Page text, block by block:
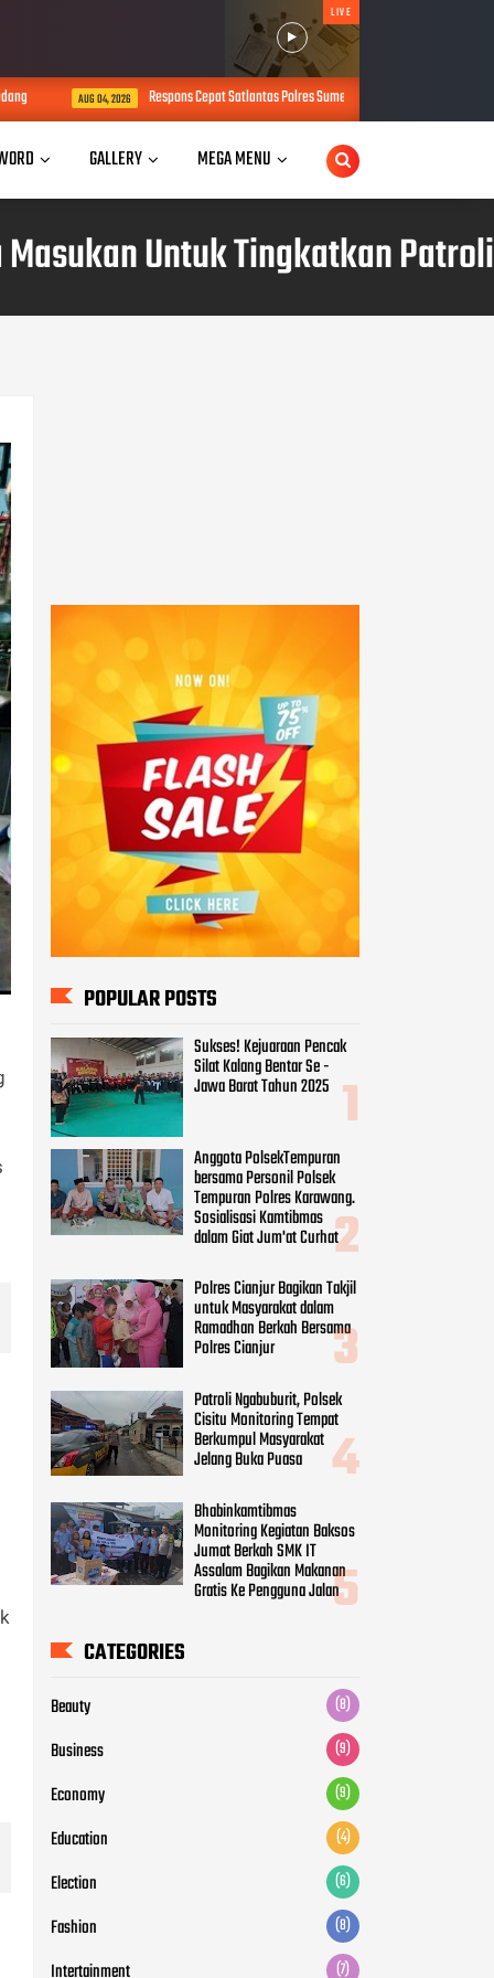
LIVE
AUG 04, 2026 Respons Cepat Satlantas Polres Sumedang Evakuasi Bayi dari Ambulans
GALLERY MEGA MENU
Untuk Tingkatkan Patroli
POPULAR POSTS
Sukses! Kejuaraan Pencak
Silat Kalang Bentar Se -
Jawa Barat Tahun 2025
Anggota PolsekTempuran
bersama Personil Polsek
Tempuran Polres Karawang.
Sosialisasi Kamtibmas
Polres Cianjur Bagikan Takjil
untuk Masyarakat dalam
Ramadhan Berkah Bersama
Polres Cianjur
Patroli Ngabuburit, Polsek
Cisitu Monitoring Tempat
Berkumpul Masyarakat
Jelang Buka Puasa
Monitoring Kegiatan Baksos
Jumat Berkah SMK IT
Assalam Bagikan Makanan
Gratis Ke Pengguna Jalan
CATEGORIES
Beauty (8)
Business
Economy (9)
Education (4)
Intertainment (7)
Life Style (6)
Movie (5)
News (12)
Otomotive (5)
Politic (7)